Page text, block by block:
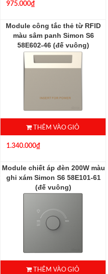
975.000₫
Module công tắc thẻ từ RFID
màu sâm panh Simon S6
58E602-46 (đế vuông)
58E602-46
THÊM VÀO GIỎ
1.340.000₫
Module chiết áp đèn 200W màu
ghi xám Simon S6 58E101-61
(đế vuông)
THÊM VÀO GIỎ